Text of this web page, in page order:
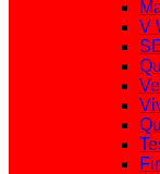
V